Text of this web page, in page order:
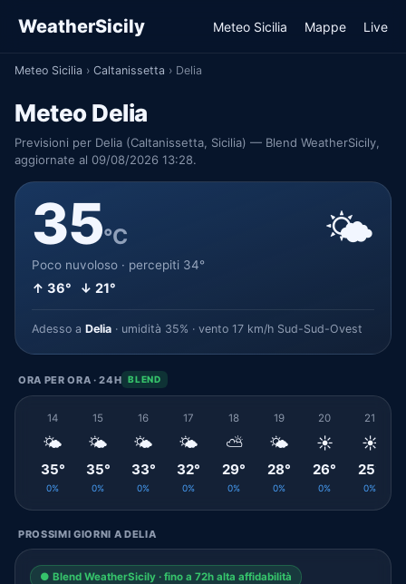
WeatherSicily Meteo Sicilia Mappe Live
Meteo Sicilia › Caltanissetta › Delia
Meteo Delia
Previsioni per Delia (Caltanissetta, Sicilia) — Blend WeatherSicily,
aggiornate al 09/08/2026 13:28.
35°C
Poco nuvoloso · percepiti 34°
↑ 36° ↓ 21°
🌤️
Adesso a Delia · umidità 35% · vento 17 km/h Sud-Sud-Ovest
ORA PER ORA · 24H BLEND
14
🌤️
35°
0%
15
🌤️
35°
0%
16
🌤️
33°
0%
17
🌤️
32°
0%
18
⛅
29°
0%
19
🌤️
28°
0%
20
☀️
26°
0%
21
☀️
25°
0%
PROSSIMI GIORNI A DELIA
● Blend WeatherSicily · fino a 72h alta affidabilità